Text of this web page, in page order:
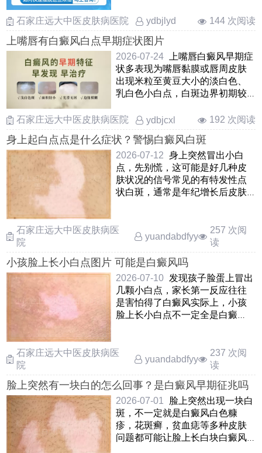
有 ……
石家庄远大中医皮肤病医院 ydbjlyd 144 次阅读
上嘴唇有白癜风白点早期症状图片
2026-07-24
上嘴唇白癜风早期症
状多表现为嘴唇黏膜或唇周皮肤
出现米粒至黄豆大小的淡白色、
乳白色小白点，白斑边界初期较
石家庄远大中医皮肤病医院
ydbjcxl 192 次阅读
身上起白点点是什么症状？警惕白癜风白斑
2026-07-12 身上突然冒出小白
点，先别慌，这可能是好几种皮
肤状况的信号常见的有特发性点
状白斑，通常是年纪增长后皮肤
石家庄远大中医皮肤病医
院
yuandabdfyy
257 次阅
读
小孩脸上长小白点图片 可能是白癜风吗
2026-07-10 发现孩子脸蛋上冒出
几颗小白点，家长第一反应往往
是害怕得了白癜风实际上，小孩
脸上长小白点不一定全是白癜
石家庄远大中医皮肤病医
院
yuandabdfyy
237 次阅
读
脸上突然有一块白的怎么回事？是白癜风早期征兆吗
2026-07-01
脸上突然出现一块白
斑，不一定就是白癜风白色糠
疹，花斑癣，贫血痣等多种皮肤
问题都可能让脸上长白块白癜风